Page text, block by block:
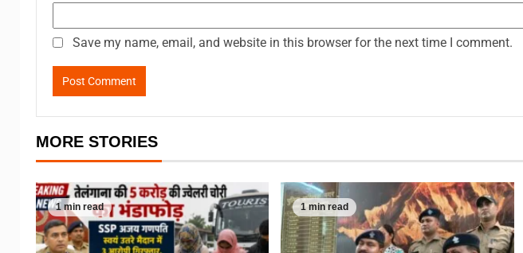
Save my name, email, and website in this browser for the next time I comment.
MORE STORIES
1 min read 1 min read